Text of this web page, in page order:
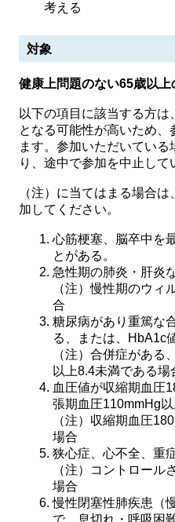
考える
対象
健康上問題のない65歳以上
以下の項目に該当する方
となる可能性が高いため、
ます。参加いただいてい
り、途中で参加を中止して
（注）に当てはまる場合
加してください。
心筋梗塞、脳卒中を
とがある。
急性期の肺炎・肝炎
（注）慢性期のウィ
合
糖尿病があり重篤な
る、または、HbA1c
（注）合併症がある
以上8.4未満である場
血圧値が収縮期血圧
張期血圧110mmHg以
（注）収縮期血圧
場合
狭心症、心不全、重
（注）コントロール
場合
慢性閉塞性肺疾患（
で、息切れ・呼吸困